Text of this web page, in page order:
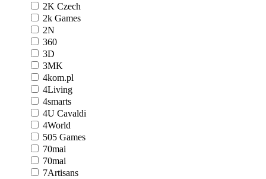
2K Czech
2k Games
2N
360
3D
3MK
4kom.pl
4Living
4smarts
4U Cavaldi
4World
505 Games
70mai
70mai
7Artisans